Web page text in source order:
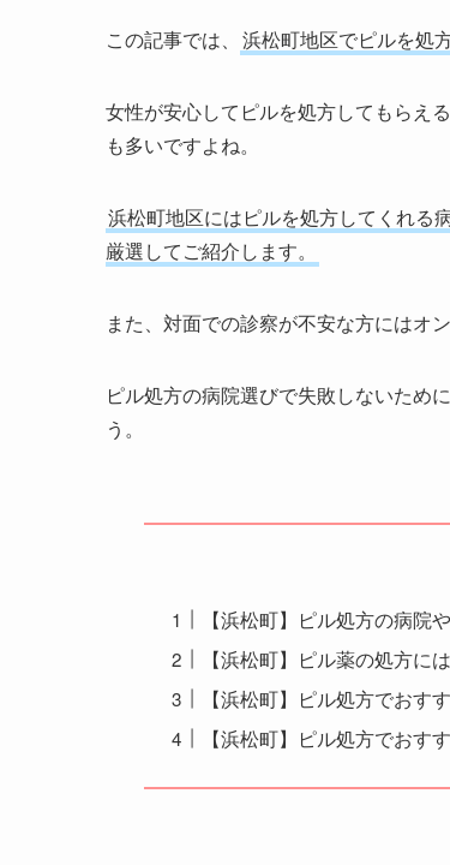
この記事では、 浜松町地区でピルを処
女性が安心してピルを処方してもらえ
も多いですよね。
浜松町地区にはピルを処方してくれる
厳選してご紹介します。
また、対面での診察が不安な方にはオ
ピル処方の病院選びで失敗しないため
う。
【浜松町】ピル処方の病院
【浜松町】ピル薬の処方に
【浜松町】ピル処方でおす
【浜松町】ピル処方でおす